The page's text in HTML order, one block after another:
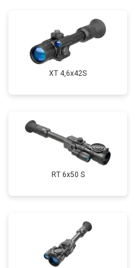
XT 4,6x42S
RT 6x50 S